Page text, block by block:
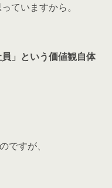
ていますから。
員」という価値観自体
ですが、